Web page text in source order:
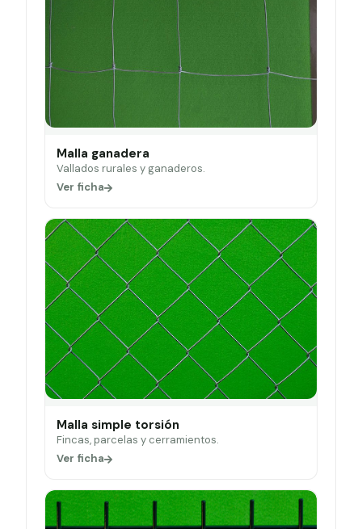
Malla ganadera
Vallados rurales y ganaderos.
Ver ficha
Malla simple torsión
Fincas, parcelas y cerramientos.
Ver ficha